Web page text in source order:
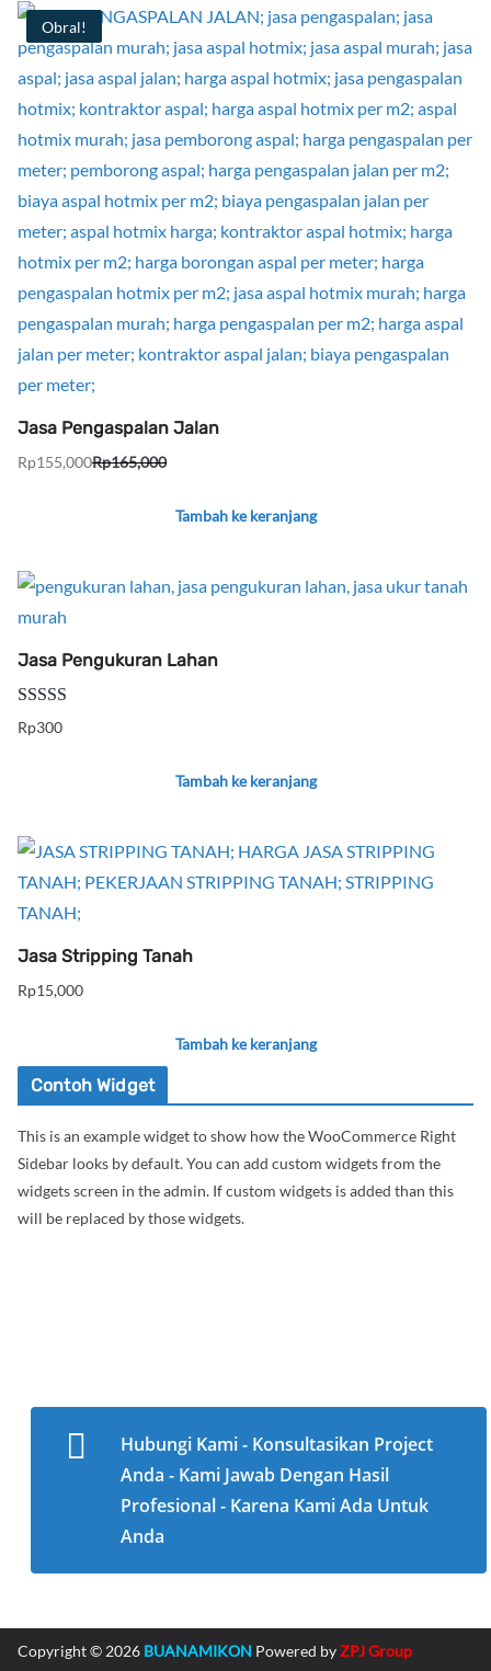
Obral!
Jasa Pengaspalan Jalan
Rp165,000
Harga
Rp155,000
Harga
Rp155,000.
Tambah ke keranjang
Jasa Pengukuran Lahan
Dinilai
Rp300
Tambah ke keranjang
Jasa Stripping Tanah
Rp15,000
Tambah ke keranjang
Contoh Widget
This is an example widget to show how the WooCommerce Right
Sidebar looks by default. You can add custom widgets from the
widgets screen in the admin. If custom widgets is added than this
will be replaced by those widgets.
Hubungi Kami - Konsultasikan Project
Anda - Kami Jawab Dengan Hasil
Profesional - Karena Kami Ada Untuk
Anda
Copyright © 2026 BUANAMIKON Powered byZPJ Group